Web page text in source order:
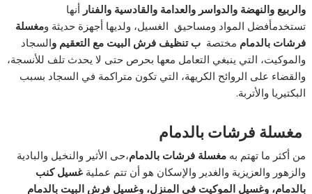
والربيع والنهضة والدواسر والعدامة والقادسية والفنارأنها
تستخدمأفضل المواد ومساحيق الغسيل، ولديها أجهزة حديثة ومغسلة
فرشات بالدمام مختصة ب تنظيف فرش البيت مع التعقيم والسجاد
والموكيت، التي ينبغي التعامل معها بحرص حتى لا يحدث تلف للأنسجة،
والقضاء على الروائح الكريهة، التي تكون متراكمة في السجاد بسبب
البكتيريا والأتربة.
مغسلة فرشات بالدمام
من أكثر ما تهتم بهمغسلة فرشات بالدمام،حى الأثير والنخيل والبادية
والزهور والعزيزية والغدير والإسكان هو أن تتم عمليةغسيل كنب
بالدمام، وغسيل الموكيت في المنزل، وغسيل فرش البيت بالدمام